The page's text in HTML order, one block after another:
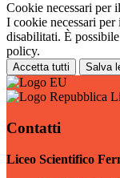
Cookie necessari per
I cookie necessari per
disabilitati. È
policy.
Accetta tutti Salva
Contatti
Liceo Scientifico